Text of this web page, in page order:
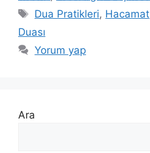
Dua Pratikleri, Hacamat
Duası
Yorum yap
Ara